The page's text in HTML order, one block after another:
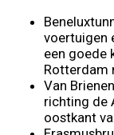
voertuigen
een goede
Rotterdam
Van
richting de
oostkant